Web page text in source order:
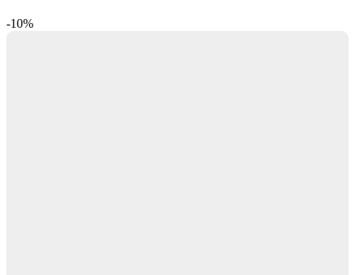
-10%